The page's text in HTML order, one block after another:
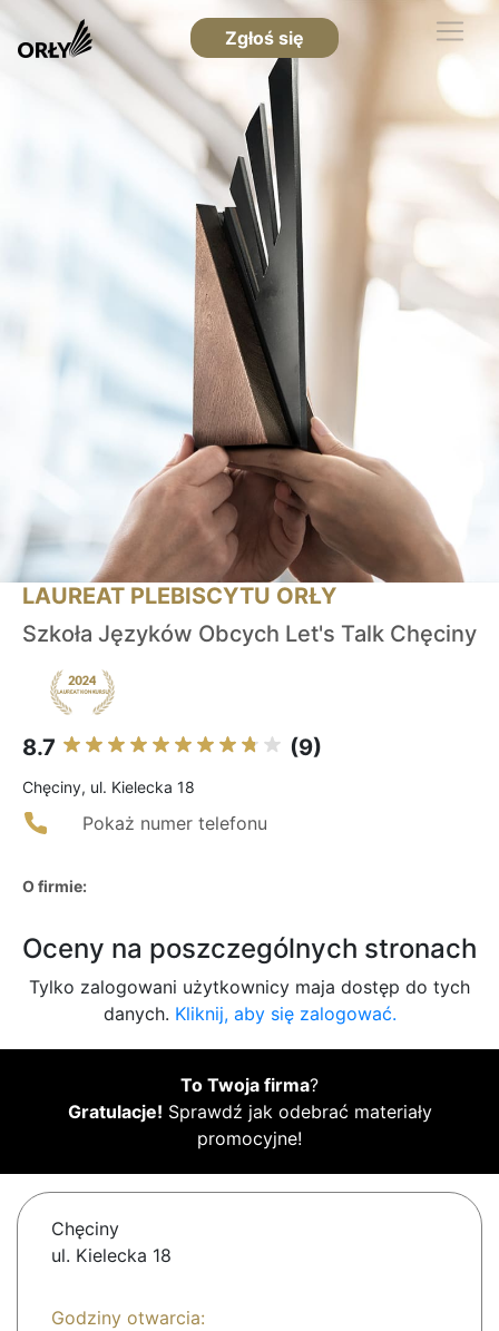
Zgłoś się
LAUREAT PLEBISCYTU ORŁY
Szkoła Języków Obcych Let's Talk Chęciny
8.7 (9)
Chęciny, ul. Kielecka 18
Pokaż numer telefonu
O firmie:
Oceny na poszczególnych stronach
Tylko zalogowani użytkownicy maja dostęp do tych
danych. Kliknij, aby się zalogować.
To Twoja firma?
Gratulacje! Sprawdź jak odebrać materiały
promocyjne!
Chęciny
ul. Kielecka 18
Godziny otwarcia: